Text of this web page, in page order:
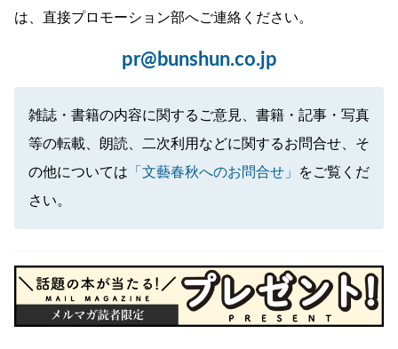
は、直接プロモーション部へご連絡ください。
pr@bunshun.co.jp
雑誌・書籍の内容に関するご意見、書籍・記事・写真
等の転載、朗読、二次利用などに関するお問合せ、そ
の他については 「文藝春秋へのお問合せ」
をご覧くだ
さい。